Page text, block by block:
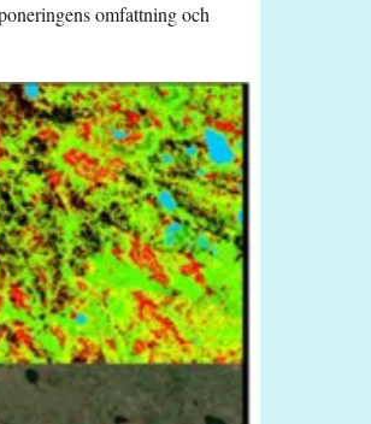
omfattning och